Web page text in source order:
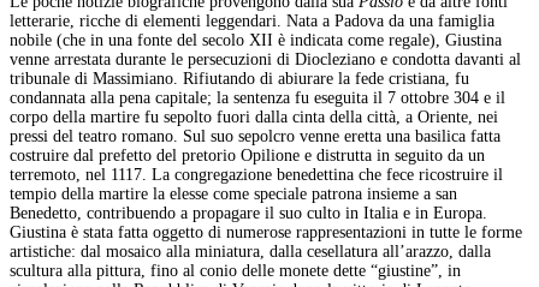
letterarie, ricche di elementi leggendari. Nata a Padova da una famiglia
nobile (che in una fonte del secolo XII è indicata come regale), Giustina
venne arrestata durante le persecuzioni di Diocleziano e condotta davanti al
tribunale di Massimiano. Rifiutando di abiurare la fede cristiana, fu
condannata alla pena capitale; la sentenza fu eseguita il 7 ottobre 304 e il
corpo della martire fu sepolto fuori dalla cinta della città, a Oriente, nei
pressi del teatro romano. Sul suo sepolcro venne eretta una basilica fatta
costruire dal prefetto del pretorio Opilione e distrutta in seguito da un
terremoto, nel 1117. La congregazione benedettina che fece ricostruire il
tempio della martire la elesse come speciale patrona insieme a san
Benedetto, contribuendo a propagare il suo culto in Italia e in Europa.
Giustina è stata fatta oggetto di numerose rappresentazioni in tutte le forme
artistiche: dal mosaico alla miniatura, dalla cesellatura all’arazzo, dalla
scultura alla pittura, fino al conio delle monete dette “giustine”, in